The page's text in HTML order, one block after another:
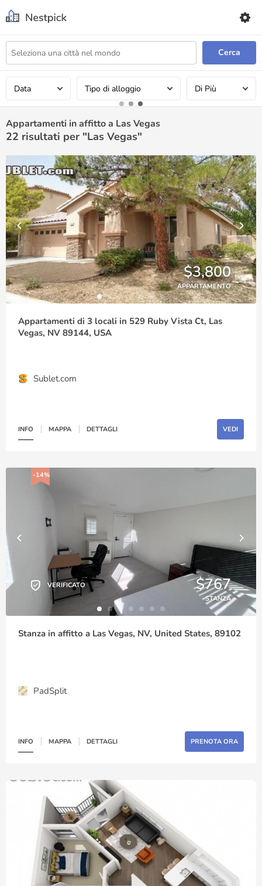
Cerca
Data Tipo di alloggio Di Più
Appartamenti in affitto a Las Vegas
22 risultati per "Las Vegas"
$3,800
APPARTAMENTO
Appartamenti di 3 locali in 529 Ruby Vista Ct, Las
Vegas, NV 89144, USA
Sublet.com
INFO MAPPA DETTAGLI VEDI
-14%
VERIFICATO $767
STANZA
Stanza in affitto a Las Vegas, NV, United States, 89102
PadSplit
INFO MAPPA DETTAGLI PRENOTA ORA